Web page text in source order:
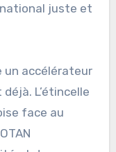
juste et
un accélérateur
L’étincelle
face au